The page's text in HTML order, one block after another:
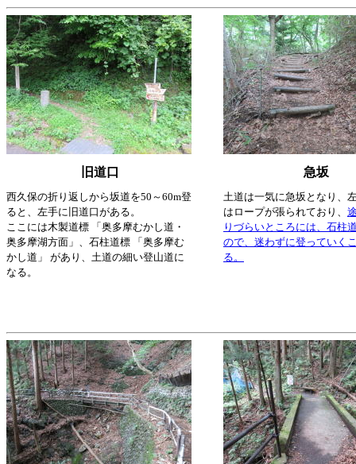
旧道口 急坂
西久保の折り返しから坂道を50～60m登
ると、左手に旧道口がある。
ここには木製道標 「奥多摩むかし道・
奥多摩湖方面」、石柱道標 「奥多摩む
かし道」 があり、土道の細い登山道に
なる。
土道は一気に急坂となり、
はロープが張られており、
りづらいところには、石柱
ので、迷わずに登っていく
る。